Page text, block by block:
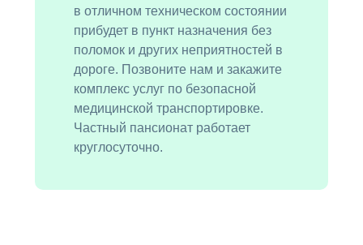
в отличном техническом состоянии
прибудет в пункт назначения без
поломок и других неприятностей в
дороге. Позвоните нам и закажите
комплекс услуг по безопасной
медицинской транспортировке.
Частный пансионат работает
круглосуточно.